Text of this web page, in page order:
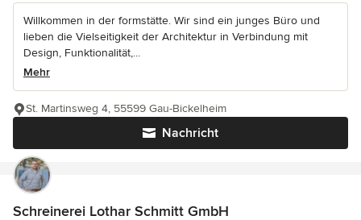
Willkommen in der formstätte. Wir sind ein junges Büro und
lieben die Vielseitigkeit der Architektur in Verbindung mit
Design, Funktionalität,...
Mehr
Nachricht
St. Martinsweg 4, 55599 Gau-Bickelheim
Schreinerei Lothar Schmitt GmbH